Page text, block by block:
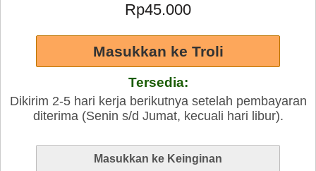
Rp45.000
Tersedia:
Dikirim 2-5 hari kerja berikutnya setelah pembayaran
diterima (Senin s/d Jumat, kecuali hari libur).